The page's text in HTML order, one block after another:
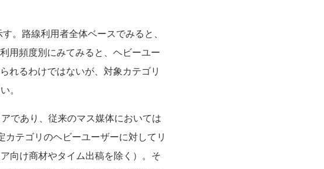
。路線利用者全体ベースでみると、
用頻度別にみてみると、ヘビーユー
れるわけではないが、対象カテゴリ
。
であり、従来のマス媒体においては
テゴリのヘビーユーザーに対してリ
向け商材やタイム出稿を除く）。そ